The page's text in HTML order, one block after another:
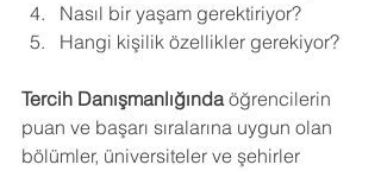
Nasıl bir yaşam gerektiriyor?
Hangi kişilik özellikler gerekiyor?
Tercih Danışmanlığında öğrencilerin
puan ve başarı sıralarına uygun olan
bölümler, üniversiteler ve şehirler